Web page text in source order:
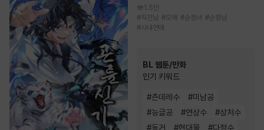
1.5만
#직진남 #오해 #순정녀 #순정남
#사내연애
BL 웹툰/만화
인기 키워드
#츤데레수 #미남공
#능글공 #연상수 #상처수
#동거 #현대물 #다정수